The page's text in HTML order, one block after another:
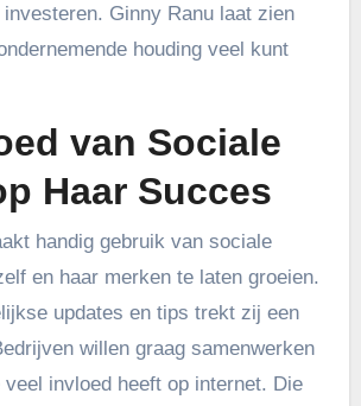
Ginny Ranu laat zien
houding veel kunt
van Sociale
Haar Succes
handig gebruik van sociale
en haar merken te laten groeien.
updates en tips trekt zij een
willen graag samenwerken
veel invloed heeft op internet. Die